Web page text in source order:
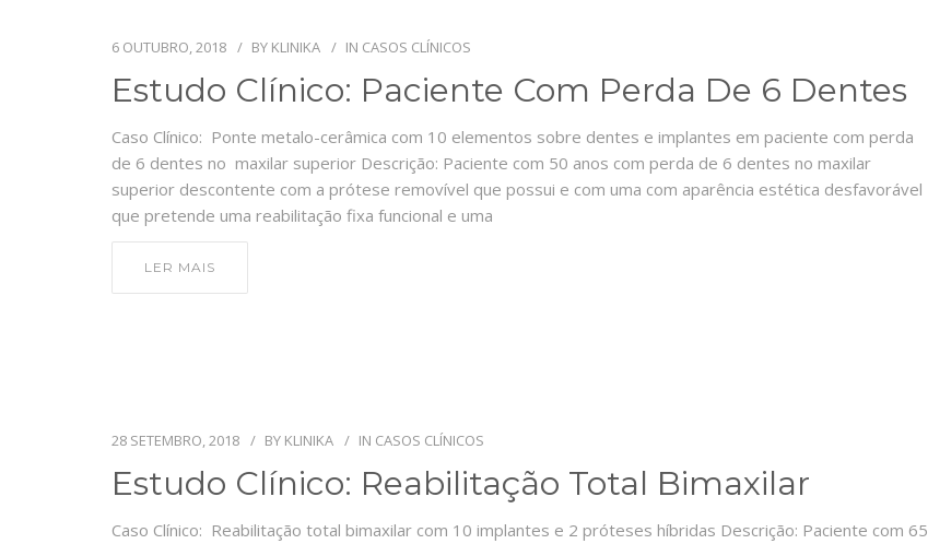
6 OUTUBRO, 2018 BY KLINIKA IN CASOS CLÍNICOS
Estudo Clínico: Paciente Com Perda De 6 Dentes
Caso Clínico: Ponte metalo-cerâmica com 10 elementos sobre dentes e implantes em paciente com perda
de 6 dentes no maxilar superior Descrição: Paciente com 50 anos com perda de 6 dentes no maxilar
superior descontente com a prótese removível que possui e com uma com aparência estética desfavorável
que pretende uma reabilitação fixa funcional e uma
LER MAIS
28 SETEMBRO, 2018 BY KLINIKA IN CASOS CLÍNICOS
Estudo Clínico: Reabilitação Total Bimaxilar
Caso Clínico: Reabilitação total bimaxilar com 10 implantes e 2 próteses híbridas Descrição: Paciente com 65